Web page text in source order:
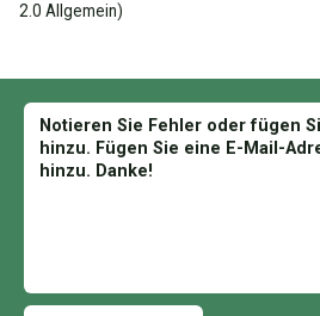
2.0 Allgemein)